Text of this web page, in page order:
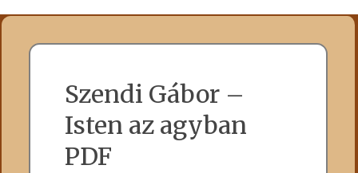
Szendi Gábor –
Isten az agyban
PDF